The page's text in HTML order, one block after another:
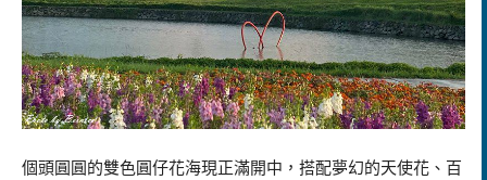
個頭圓圓的雙色圓仔花海現正滿開中，搭配夢幻的天使花、百